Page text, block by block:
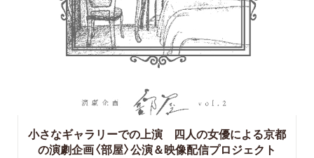
小さなギャラリーでの上演 四人の女優による京都
の演劇企画〈部屋〉公演＆映像配信プロジェクト